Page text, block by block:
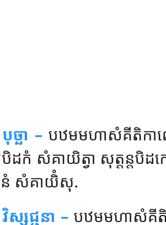
បុច្ឆា –បឋមមហាសំគីតិកា
កំ សំគាយិត្វា សុត្តន្តបិដក
នំ សំគាយិំសុ.
វិស្សជ្ជនា –បឋមមហាសំគីតិក